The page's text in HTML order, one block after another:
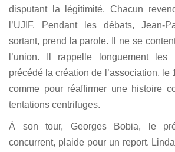
disputant la légitimité. Chacun
l’UJIF. Pendant les débats, Jean-
sortant, prend la parole. Il ne se
l’union. Il rappelle longuement
précédé la création de l’association, le
comme pour réaffirmer une histoire
tentations centrifuges.
À son tour, Georges Bobia, le
concurrent, plaide pour un report.